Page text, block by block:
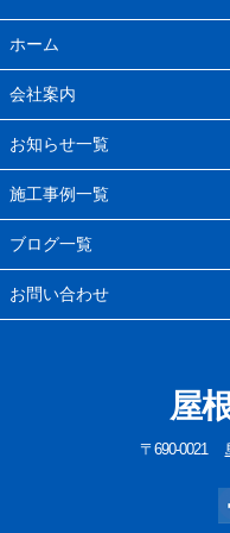
ホーム
会社案内
お知らせ一覧
施工事例一覧
ブログ一覧
お問い合わせ
屋
〒690-0021